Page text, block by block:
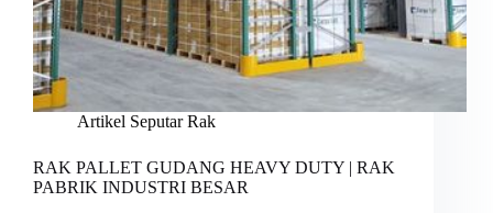
Artikel Seputar Rak
RAK PALLET GUDANG HEAVY DUTY | RAK
PABRIK INDUSTRI BESAR